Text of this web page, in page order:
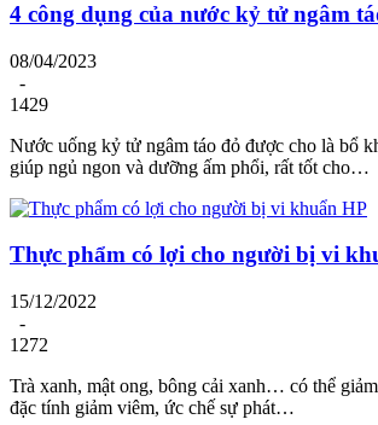
4 công dụng của nước kỷ tử ngâm
08/04/2023
-
1429
Nước uống kỷ tử ngâm táo đỏ được cho là bổ
giúp ngủ ngon và dưỡng ấm phổi, rất tốt cho…
Thực phẩm có lợi cho người bị vi
15/12/2022
-
1272
Trà xanh, mật ong, bông cải xanh… có thể
đặc tính giảm viêm, ức chế sự phát…